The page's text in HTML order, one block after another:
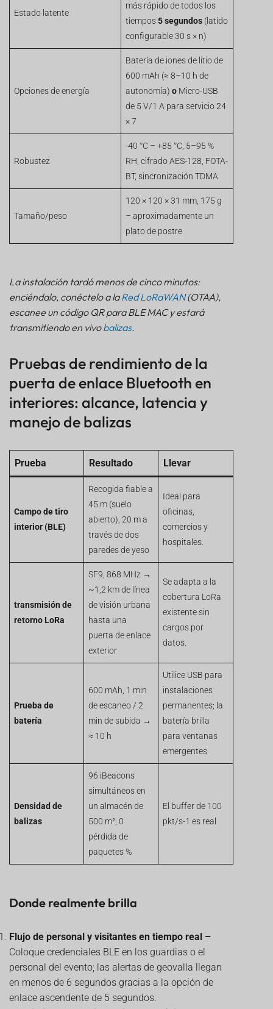
Estado latente
más rápido de todos los
tiempos5 segundos (latido
configurable 30 s × n)
Opciones de energía
Batería de iones de litio de
600 mAh (≈ 8–10 h de
autonomía)o Micro-USB
de 5 V/1 A para servicio 24
× 7
Robustez
-40 °C – +85 °C, 5–95 %
RH, cifrado AES-128, FOTA-
BT, sincronización TDMA
Tamaño/peso
120 × 120 × 31 mm, 175 g
– aproximadamente un
plato de postre
La instalación tardó menos de cinco minutos:
enciéndalo, conéctelo a laRed LoRaWAN(OTAA),
escanee un código QR para BLE MAC y estará
transmitiendo en vivobalizas.
Pruebas de rendimiento de la
puerta de enlace Bluetooth en
interiores: alcance, latencia y
manejo de balizas
Prueba Resultado Llevar
Campo de tiro
interior (BLE)
Recogida fiable a
45 m (suelo
abierto), 20 m a
través de dos
paredes de yeso
Ideal para
oficinas,
comercios y
hospitales.
transmisión de
retorno LoRa
SF9, 868 MHz →
~1,2 km de línea
de visión urbana
hasta una
puerta de enlace
exterior
Se adapta a la
cobertura LoRa
existente sin
cargos por
datos.
Prueba de
batería
600 mAh, 1 min
de escaneo / 2
min de subida →
≈ 10 h
Utilice USB para
instalaciones
permanentes; la
batería brilla
para ventanas
emergentes
Densidad de
balizas
96 iBeacons
simultáneos en
un almacén de
500 m², 0
pérdida de
paquetes %
El buffer de 100
pkt/s-1 es real
Donde realmente brilla
Flujo de personal y visitantes en tiempo real –
Coloque credenciales BLE en los guardias o el
personal del evento; las alertas de geovalla llegan
en menos de 6 segundos gracias a la opción de
enlace ascendente de 5 segundos.